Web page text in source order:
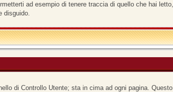
ad esempio di tenere traccia di quello che hai
disguido.
di Controllo Utente; sta in cima ad ogni pagina.